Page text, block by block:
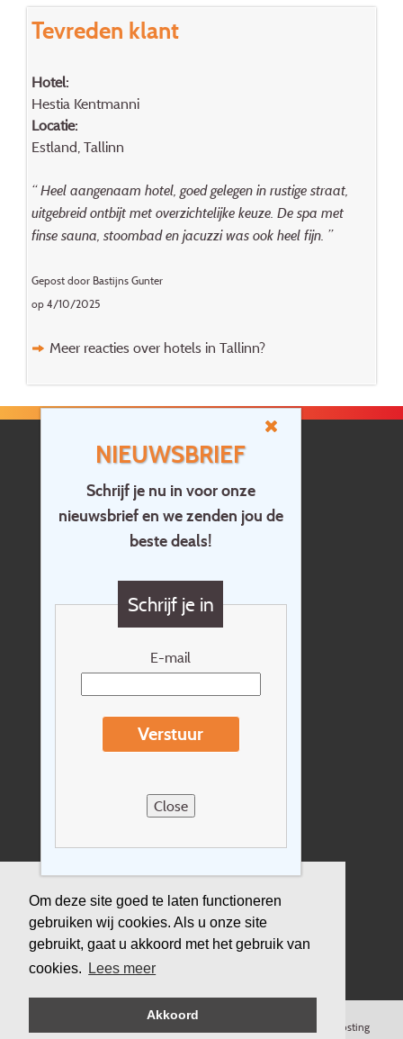
Om deze site goed te laten functioneren
gebruiken wij cookies. Als u onze site
gebruikt, gaat u akkoord met het gebruik van
cookies.
Lees meer
Akkoord
NIEUWSBRIEF
Schrijf je nu in voor onze
nieuwsbrief en we zenden jou de
beste deals!
Schrijf je in
E-mail
Verstuur
Close
Tevreden klant
Hotel:
Hestia Kentmanni
Locatie:
Estland, Tallinn
“ Heel aangenaam hotel, goed gelegen in rustige straat,
uitgebreid ontbijt met overzichtelijke keuze. De spa met
finse sauna, stoombad en jacuzzi was ook heel fijn. ”
Gepost door Bastijns Gunter
op 4/10/2025
Meer reacties over hotels in Tallinn?
Home
Contact
Vragen?
Cadeaubon
Nieuwsbrief
Reisvoorwaarden
Sitemap
Verzekering
Duurzaamheid
Cloud hosting